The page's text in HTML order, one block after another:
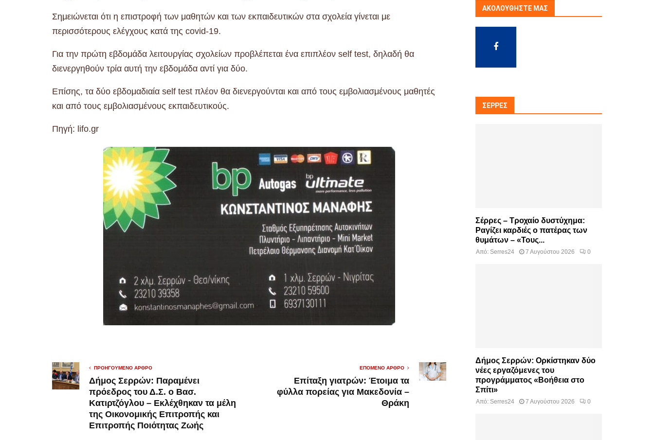
Σημειώνεται ότι η επιστροφή των μαθητών και των εκπαιδευτικών στα σχολεία γίνεται με
περισσότερους ελέγχους κατά της covid-19.
Για την πρώτη εβδομάδα λειτουργίας σχολείων προβλέπεται ένα επιπλέον self test, δηλαδή θα
διενεργηθούν τρία αυτή την εβδομάδα αντί για δύο.
Επίσης, τα δύο εβδομαδιαία self test πλέον θα διενεργούνται και από τους εμβολιασμένους μαθητές
και από τους εμβολιασμένους εκπαιδευτικούς.
Πηγή: lifo.gr
ΠΡΟΗΓΟΎΜΕΝΟ ΆΡΘΡΟ
Δήμος Σερρών: Παραμένει
πρόεδρος του Δ.Σ. ο Βασ.
Κατιρτζόγλου – Εκλέχθηκαν τα μέλη
της Οικονομικής Επιτροπής και
Επιτροπής Ποιότητας Ζωής
ΕΠΌΜΕΝΟ ΆΡΘΡΟ
Επίταξη γιατρών: Έτοιμα τα
φύλλα πορείας για Μακεδονία –
Θράκη
ΑΚΟΛΟΥΘΉΣΤΕ ΜΑΣ
ΣΈΡΡΕΣ
Σέρρες – Τροχαίο δυστύχημα:
Ραγίζει καρδιές ο πατέρας των
θυμάτων – «Τους...
Από: Serres24 7 Αυγούστου 2026 0
Δήμος Σερρών: Ορκίστηκαν δύο
νέες εργαζόμενες του
προγράμματος «Βοήθεια στο
Σπίτι»
Από: Serres24 7 Αυγούστου 2026 0